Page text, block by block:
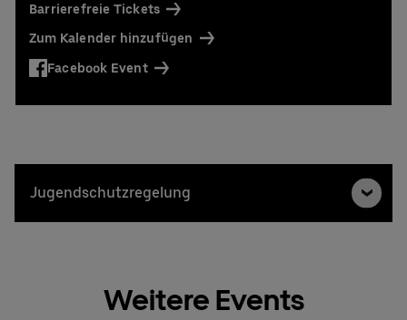
Barrierefreie Tickets
Zum Kalender hinzufügen
Facebook Event
Jugendschutzregelung
Weitere Events